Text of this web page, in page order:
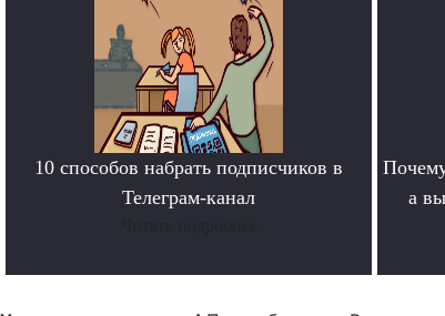
10 способов набрать подписчиков в
Телеграм-канал
а